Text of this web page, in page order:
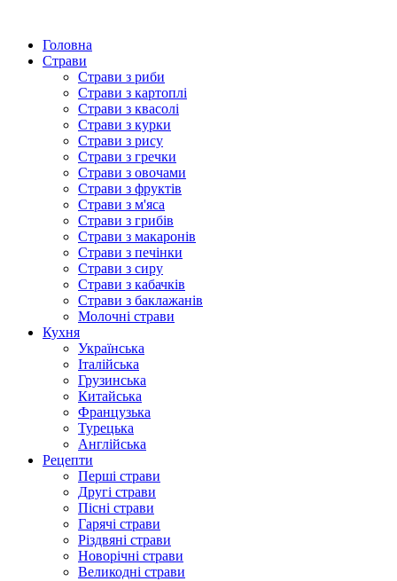
Головна
Страви
Страви з риби
Страви з картоплі
Страви з квасолі
Страви з курки
Страви з рису
Страви з гречки
Страви з овочами
Страви з фруктів
Страви з м'яса
Страви з грибів
Страви з макаронів
Страви з печінки
Страви з сиру
Страви з кабачків
Страви з баклажанів
Молочні страви
Кухня
Українська
Італійська
Грузинська
Китайська
Французька
Турецька
Англійська
Рецепти
Перші страви
Другі страви
Пісні страви
Гарячі страви
Різдвяні страви
Новорічні страви
Великодні страви